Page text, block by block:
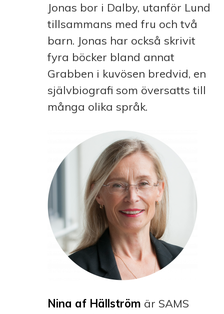
Jonas bor i Dalby, utanför Lund
tillsammans med fru och två
barn. Jonas har också skrivit
fyra böcker bland annat
Grabben i kuvösen bredvid, en
självbiografi som översatts till
många olika språk.
Nina af Hällström är SAMS